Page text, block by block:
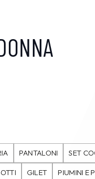
PANTALONI SET
GILET PIUMINI E